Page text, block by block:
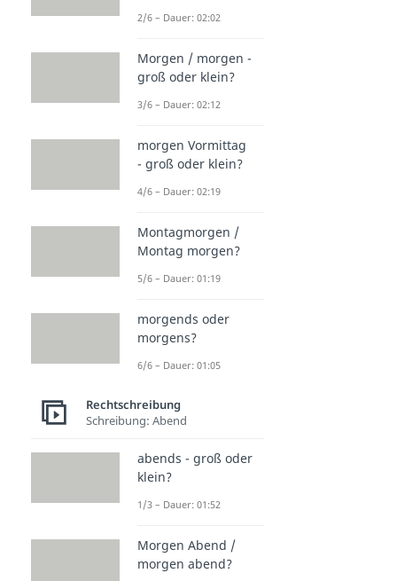
2/6 – Dauer: 02:02
Morgen / morgen -
groß oder klein?
3/6 – Dauer: 02:12
morgen Vormittag
- groß oder klein?
4/6 – Dauer: 02:19
Montagmorgen /
Montag morgen?
5/6 – Dauer: 01:19
morgends oder
morgens?
6/6 – Dauer: 01:05
Rechtschreibung
Schreibung: Abend
abends - groß oder
klein?
1/3 – Dauer: 01:52
Morgen Abend /
morgen abend?